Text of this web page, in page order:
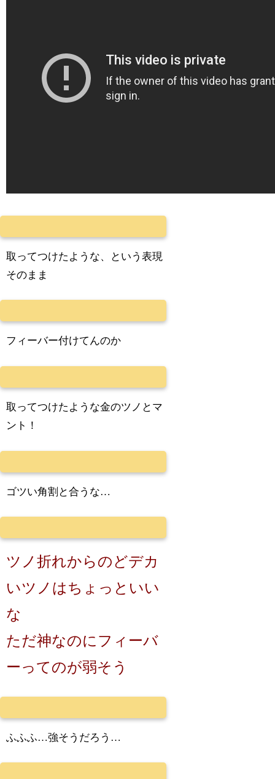
取ってつけたような、という表現
そのまま
フィーバー付けてんのか
取ってつけたような金のツノとマ
ント！
ゴツい角割と合うな…
ツノ折れからのどデカ
いツノはちょっといい
な
ただ神なのにフィーバ
ーってのが弱そう
ふふふ…強そうだろう…